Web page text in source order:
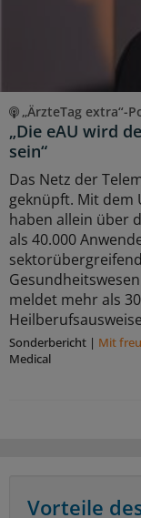
„ÄrzteTag extra“-
„Die eAU wird
sein“
Das Netz der
geknüpft. Mit dem
haben allein über
als 40.000
meldet mehr als
Sonderbericht | Mit
Medical
Vorteile